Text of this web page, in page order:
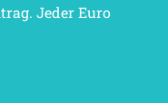
Jeder Euro